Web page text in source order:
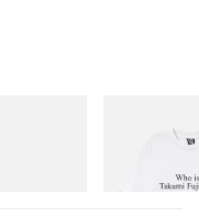
Billionaire
D Cotton T-